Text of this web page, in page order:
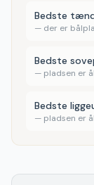
Bedste
— der er
Bedste
— pladsen er
Bedste
— pladsen er